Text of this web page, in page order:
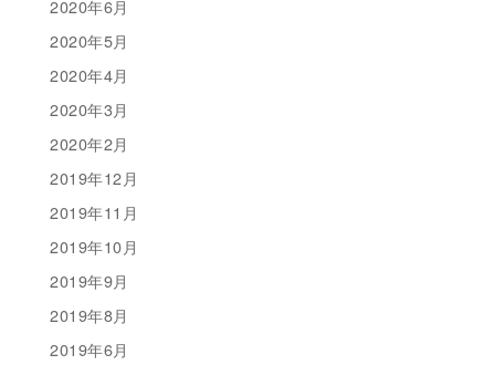
2020年6月
2020年5月
2020年4月
2020年3月
2020年2月
2019年12月
2019年11月
2019年10月
2019年9月
2019年8月
2019年6月